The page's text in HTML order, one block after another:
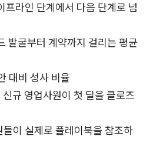
프라인 단계에서 다음 단계로 넘
발굴부터 계약까지 걸리는 평균
대비 성사 비율
신규 영업사원이 첫 딜을 클로즈
들이 실제로 플레이북을 참조하